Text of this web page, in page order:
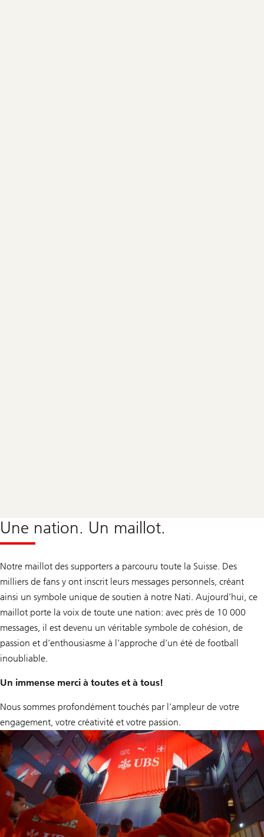
Une nation. Un maillot.
Notre maillot des supporters a parcouru toute la Suisse. Des
milliers de fans y ont inscrit leurs messages personnels, créant
ainsi un symbole unique de soutien à notre Nati. Aujourd’hui, ce
maillot porte la voix de toute une nation: avec près de 10 000
messages, il est devenu un véritable symbole de cohésion, de
passion et d’enthousiasme à l’approche d’un été de football
inoubliable.
Un immense merci à toutes et à tous!
Nous sommes profondément touchés par l’ampleur de votre
engagement, votre créativité et votre passion.